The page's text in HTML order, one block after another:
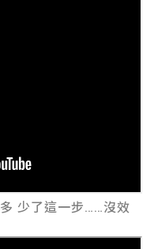
少了這一步……沒效